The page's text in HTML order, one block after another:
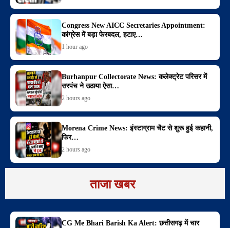
Congress New AICC Secretaries Appointment:
कांग्रेस में बड़ा फेरबदल, हटाए…
1 hour ago
Burhanpur Collectorate News: कलेक्ट्रेट परिसर में
सरपंच ने उठाया ऐसा…
2 hours ago
Morena Crime News: इंस्टाग्राम चैट से शुरू हुई कहानी,
फिर…
2 hours ago
ताजा खबर
CG Me Bhari Barish Ka Alert: छत्तीसगढ़ में चार